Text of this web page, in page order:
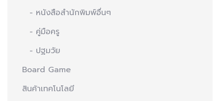
- หนังสือสำนักพิมพ์อื่นๆ
- คู่มือครู
- ปฐมวัย
Board Game
สินค้าเทคโนโลยี